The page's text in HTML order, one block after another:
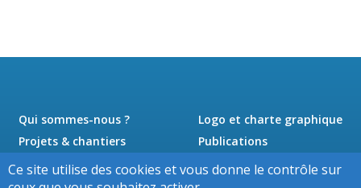
Qui sommes-nous ?
Projets & chantiers
Actualités
Jobs
Logo et charte graphique
Publications
Presse
Contact
Ce site utilise des cookies et vous donne le contrôle sur